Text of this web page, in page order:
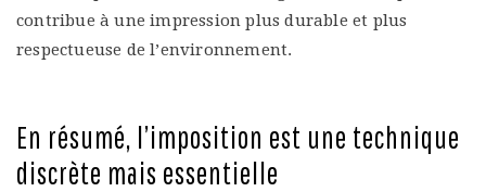
contribue à une impression plus durable et plus
respectueuse de l’environnement.
En résumé, l’imposition est une technique
discrète mais essentielle